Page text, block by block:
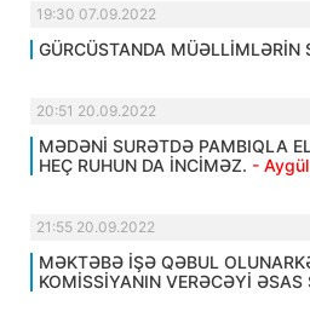
19:30 07.09.2022
GÜRCÜSTANDA MÜƏLLİMLƏRİN
20:51 20.09.2022
MƏDƏNİ SURƏTDƏ PAMBIQLA
HEÇ RUHUN DA İNCİMƏZ. -
21:55 20.09.2022
MƏKTƏBƏ İŞƏ QƏBUL
KOMİSSİYANIN VERƏCƏYİ ƏSAS